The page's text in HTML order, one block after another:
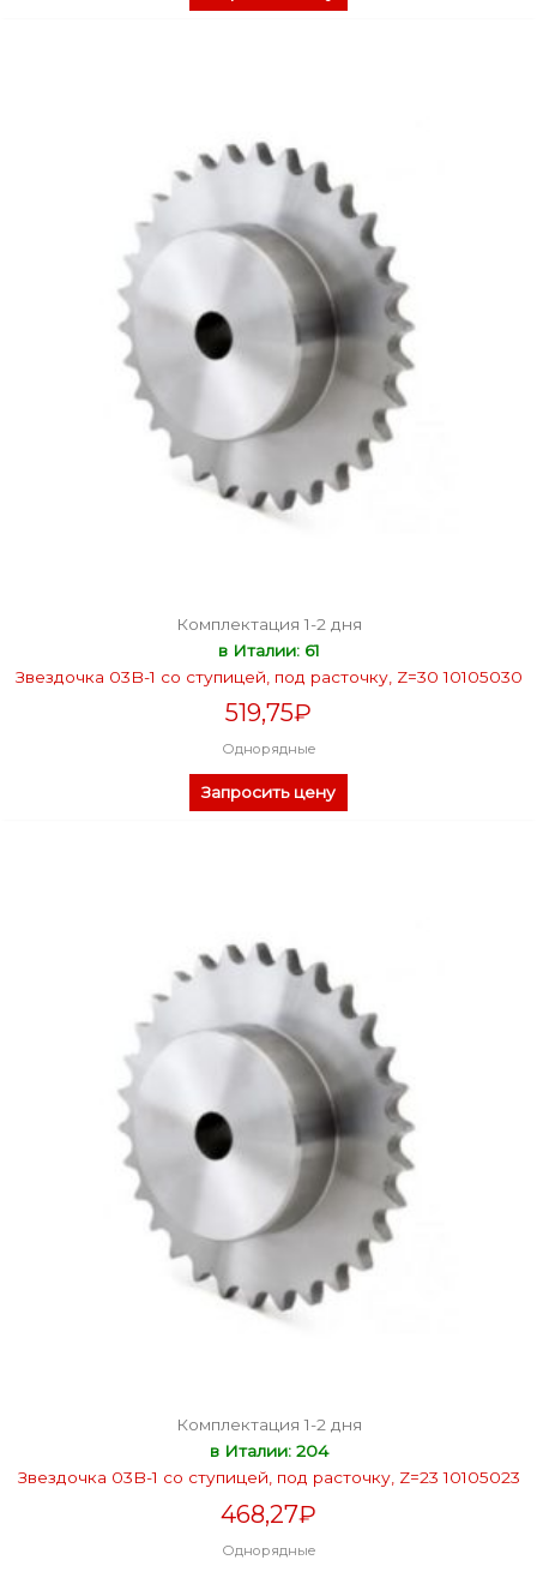
Комплектация 1-2 дня
в Италии: 61
Звездочка 03B-1 со ступицей, под расточку, Z=30 10105030
519,75₽
Однорядные
Запросить цену
Комплектация 1-2 дня
в Италии: 204
Звездочка 03B-1 со ступицей, под расточку, Z=23 10105023
468,27₽
Однорядные